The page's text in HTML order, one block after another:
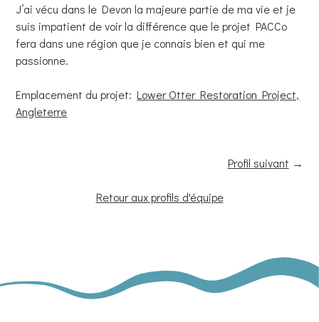
J’ai vécu dans le Devon la majeure partie de ma vie et je
suis impatient de voir la différence que le projet PACCo
fera dans une région que je connais bien et qui me
passionne.
Emplacement du projet:Lower Otter Restoration Project,
Angleterre
Profil suivant →
Retour aux profils d'équipe